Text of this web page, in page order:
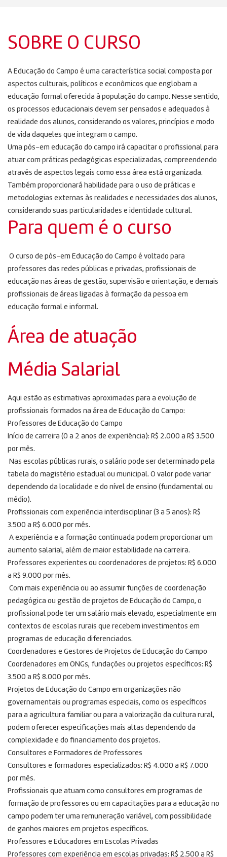
SOBRE O CURSO
A Educação do Campo é uma característica social composta por
aspectos culturais, políticos e econômicos que englobam a
educação formal oferecida à população do campo. Nesse sentido,
os processos educacionais devem ser pensados ​​e adequados à
realidade dos alunos, considerando os valores, princípios e modo
de vida daqueles que integram o campo.
Uma pós-em educação do campo irá capacitar o profissional para
atuar com práticas pedagógicas especializadas, compreendendo
através de aspectos legais como essa área está organizada.
Também proporcionará habilidade para o uso de práticas e
metodologias externas às realidades e necessidades dos alunos,
considerando suas particularidades e identidade cultural.
Para quem é o curso
O curso de pós-em Educação do Campo é voltado para
professores das redes públicas e privadas, profissionais de
educação nas áreas de gestão, supervisão e orientação, e demais
profissionais de áreas ligadas à formação da pessoa em
educação formal e informal.
Área de atuação
Média Salarial
Aqui estão as estimativas aproximadas para a evolução de
profissionais formados na área de Educação do Campo:
Professores de Educação do Campo
Início de carreira (0 a 2 anos de experiência): R$ 2.000 a R$ 3.500
por mês.
Nas escolas públicas rurais, o salário pode ser determinado pela
tabela do magistério estadual ou municipal. O valor pode variar
dependendo da localidade e do nível de ensino (fundamental ou
médio).
Profissionais com experiência interdisciplinar (3 a 5 anos): R$
3.500 a R$ 6.000 por mês.
A experiência e a formação continuada podem proporcionar um
aumento salarial, além de maior estabilidade na carreira.
Professores experientes ou coordenadores de projetos: R$ 6.000
a R$ 9.000 por mês.
Com mais experiência ou ao assumir funções de coordenação
pedagógica ou gestão de projetos de Educação do Campo, o
profissional pode ter um salário mais elevado, especialmente em
contextos de escolas rurais que recebem investimentos em
programas de educação diferenciados.
Coordenadores e Gestores de Projetos de Educação do Campo
Coordenadores em ONGs, fundações ou projetos específicos: R$
3.500 a R$ 8.000 por mês.
Projetos de Educação do Campo em organizações não
governamentais ou programas especiais, como os específicos
para a agricultura familiar ou para a valorização da cultura rural,
podem oferecer especificações mais altas dependendo da
complexidade e do financiamento dos projetos.
Consultores e Formadores de Professores
Consultores e formadores especializados: R$ 4.000 a R$ 7.000
por mês.
Profissionais que atuam como consultores em programas de
formação de professores ou em capacitações para a educação no
campo podem ter uma remuneração variável, com possibilidade
de ganhos maiores em projetos específicos.
Professores e Educadores em Escolas Privadas
Professores com experiência em escolas privadas: R$ 2.500 a R$